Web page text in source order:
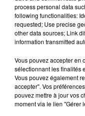
Des tentatives
Des personnes
informations
LE GRAND
process personal data
following functionalities:
requested; Use precise
other data sources; Link
information transmitted
Vous pouvez accepter en
sélectionnant les finalités
Vous pouvez également
accepter". Vos
pouvez mettre à jour vos
moment via le lien "Gérer